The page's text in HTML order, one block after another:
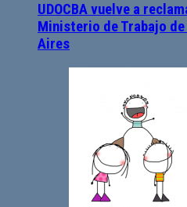
UDOCBA vuelve a
Ministerio de Trabajo
Aires